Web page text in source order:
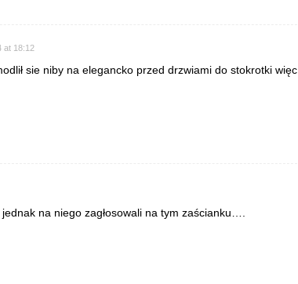
at 18:12
sie niby na elegancko przed drzwiami do stokrotki więc
na niego zagłosowali na tym zaścianku….